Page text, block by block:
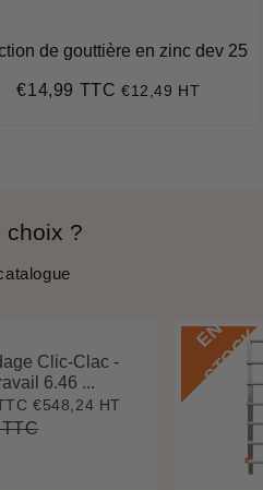
de gouttière en zinc dev 25
Prix
€14,99 TTC€14,99
€12,49 HT
choix ?
Clic-Clac -
6.46 ...
€657,89
€548,24 HT
€736,80
E
N
S
T
O
C
K